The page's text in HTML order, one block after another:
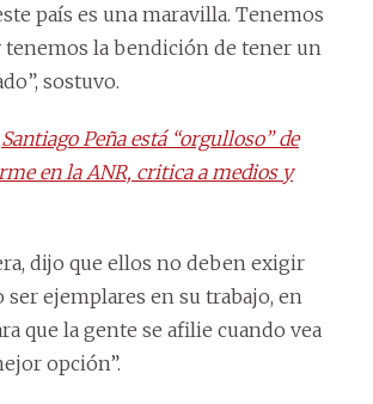
país es una maravilla. Tenemos
tenemos la bendición de tener un
sostuvo.
Santiago Peña está “orgulloso” de
en la ANR, critica a medios y
dijo que ellos no deben exigir
ejemplares en su trabajo, en
que la gente se afilie cuando vea
opción”.